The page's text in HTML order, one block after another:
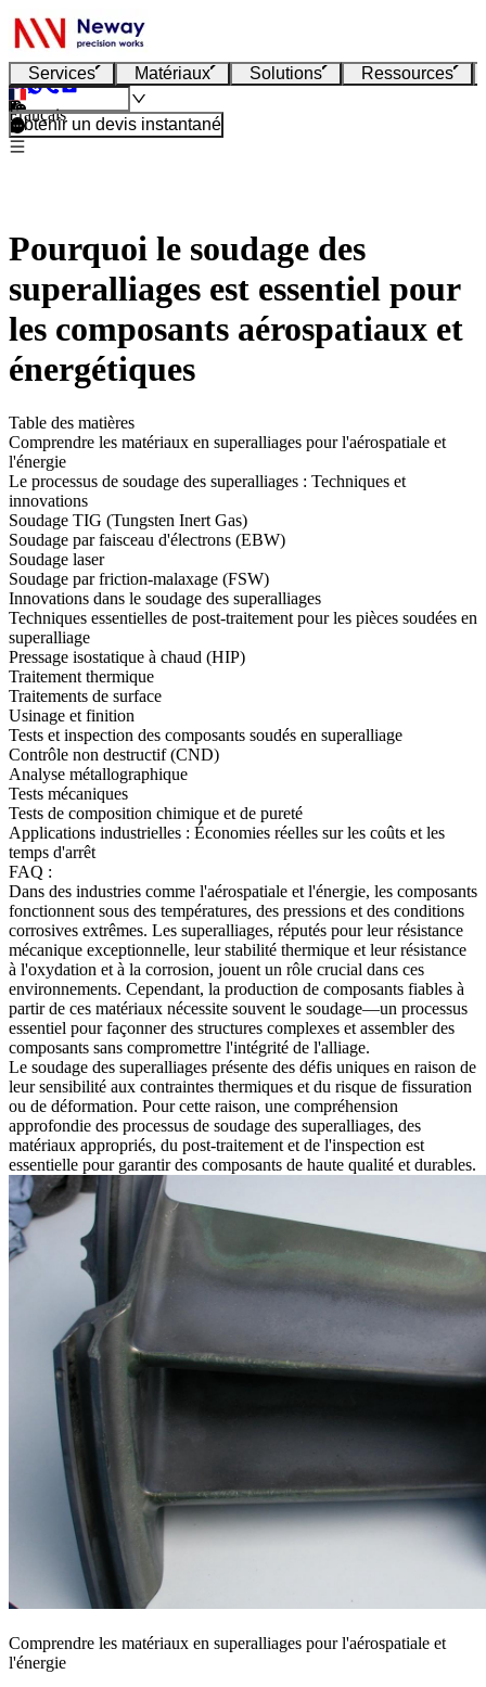
Services Matériaux Solutions Ressources
Français
Obtenir un devis instantané
Pourquoi le soudage des
superalliages est essentiel pour
les composants aérospatiaux et
énergétiques
Table des matières
Comprendre les matériaux en superalliages pour l'aérospatiale et
l'énergie
Le processus de soudage des superalliages : Techniques et
innovations
Soudage TIG (Tungsten Inert Gas)
Soudage par faisceau d'électrons (EBW)
Soudage laser
Soudage par friction-malaxage (FSW)
Innovations dans le soudage des superalliages
Techniques essentielles de post-traitement pour les pièces soudées en
superalliage
Pressage isostatique à chaud (HIP)
Traitement thermique
Traitements de surface
Usinage et finition
Tests et inspection des composants soudés en superalliage
Contrôle non destructif (CND)
Analyse métallographique
Tests mécaniques
Tests de composition chimique et de pureté
Applications industrielles : Économies réelles sur les coûts et les
temps d'arrêt
FAQ :
Dans des industries comme l'aérospatiale et l'énergie, les composants
fonctionnent sous des températures, des pressions et des conditions
corrosives extrêmes. Les superalliages, réputés pour leur résistance
mécanique exceptionnelle, leur stabilité thermique et leur résistance
à l'oxydation et à la corrosion, jouent un rôle crucial dans ces
environnements. Cependant, la production de composants fiables à
partir de ces matériaux nécessite souvent le soudage—un processus
essentiel pour façonner des structures complexes et assembler des
composants sans compromettre l'intégrité de l'alliage.
Le soudage des superalliages présente des défis uniques en raison de
leur sensibilité aux contraintes thermiques et du risque de fissuration
ou de déformation. Pour cette raison, une compréhension
approfondie des processus de soudage des superalliages, des
matériaux appropriés, du post-traitement et de l'inspection est
essentielle pour garantir des composants de haute qualité et durables.
Comprendre les matériaux en superalliages pour l'aérospatiale et
l'énergie